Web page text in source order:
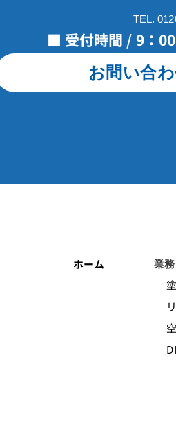
TEL.
■ 受付時間 / 9：00
お問い合
ホーム 業
塗
リ
空